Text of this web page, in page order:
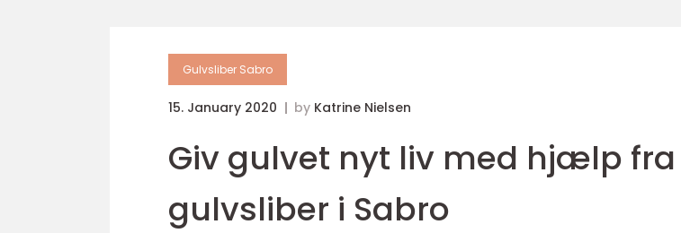
Gulvsliber Sabro
15. January 2020 by Katrine Nielsen
Giv gulvet nyt liv med hjælp
gulvsliber i Sabro